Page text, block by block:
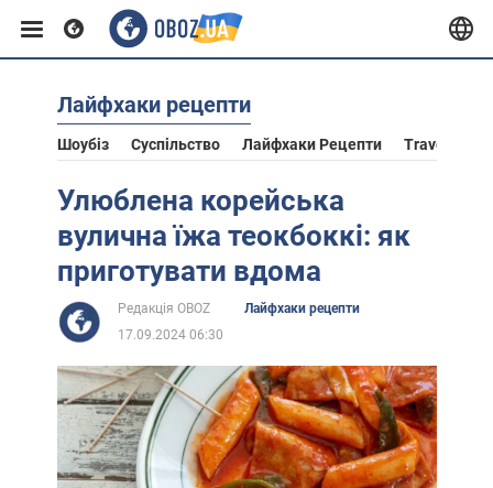
Європа
США
Африка
Життя
Лайфхаки
Лайфхаки рецепти
Шоубіз Суспільство Лайфхаки Рецепти Travel
Улюблена корейська
вулична їжа теокбоккі: як
приготувати вдома
Редакція OBOZ
Лайфхаки рецепти
17.09.2024 06:30